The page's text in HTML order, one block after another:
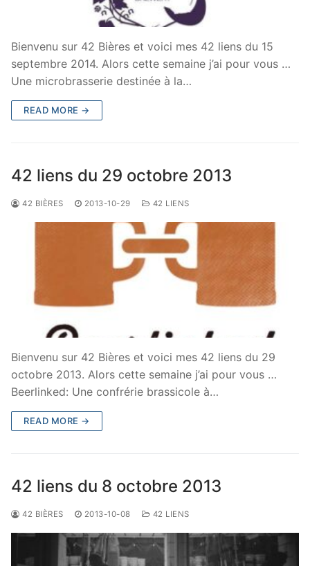
Bienvenu sur 42 Bières et voici mes 42 liens du 15
septembre 2014. Alors cette semaine j’ai pour vous …
Une microbrasserie destinée à la…
READ MORE →
42 liens du 29 octobre 2013
42 BIÈRES 2013-10-29 42 LIENS
Bienvenu sur 42 Bières et voici mes 42 liens du 29
octobre 2013. Alors cette semaine j’ai pour vous …
Beerlinked: Une confrérie brassicole à…
READ MORE →
42 liens du 8 octobre 2013
42 BIÈRES 2013-10-08 42 LIENS